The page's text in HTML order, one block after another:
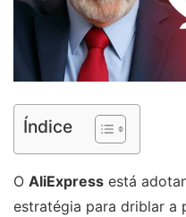
Índice
O AliExpress está
estratégia para driblar a